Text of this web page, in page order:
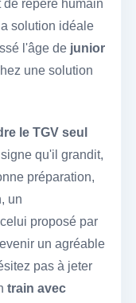
de repère humain
solution idéale
l'âge de junior
une solution
le TGV seul
qu'il grandit,
préparation,
un
proposé par
un agréable
pas à jeter
train avec